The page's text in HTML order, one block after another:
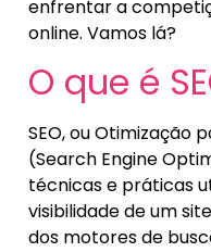
enfrentar a
online. Vamos lá?
O que é
SEO, ou Otimização
(Search Engine
técnicas e práticas
visibilidade de um
dos motores de